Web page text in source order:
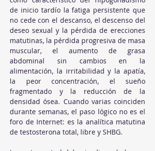
de inicio tardío la fatiga persistente que
no cede con el descanso, el descenso del
deseo sexual y la pérdida de erecciones
matutinas, la pérdida progresiva de masa
muscular, el aumento de grasa
abdominal sin cambios en la
alimentación, la irritabilidad y la apatía,
la peor concentración, el sueño
fragmentado y la reducción de la
densidad ósea. Cuando varias coinciden
durante semanas, el paso lógico no es el
foro de Internet: es la analítica matutina
de testosterona total, libre y SHBG.